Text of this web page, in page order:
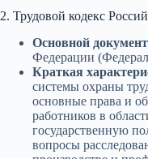
2. Трудовой кодекс
Основной
Федерации
Краткая
системы охраны
основные права и
работников в
государственную
вопросы